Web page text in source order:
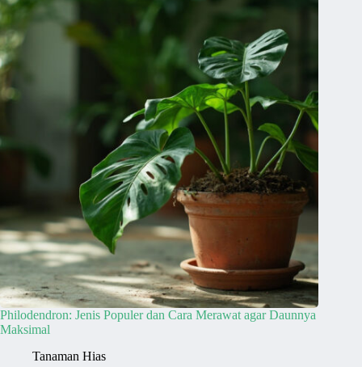
Philodendron: Jenis Populer dan Cara Merawat agar Daunnya
Maksimal
Tanaman Hias